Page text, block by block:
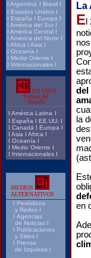
I Argentina I Brasil I
I Estados Unidos I
I España I Europa I
I América del Sur I
I América Central I
I América del Norte I
I Africa I Asia I
I Oceanía I
I Medio Oriente I
I Internacionales I
EN VIVO
Radios del
Mundo
I América Latina I
I España I EE.UU.
I
I Canadá I Europa I
I Asia I Africa I
I Oceanía I
I Medio Oriente I
I Internacionales I
MEDIOS
ALTERNATIVOS
I Periódicos
y Redes I
I Agencias
de Noticias I
I Publicaciones
y Sitios I
I Prensa
de Izquieda I
La
E
del
la
en